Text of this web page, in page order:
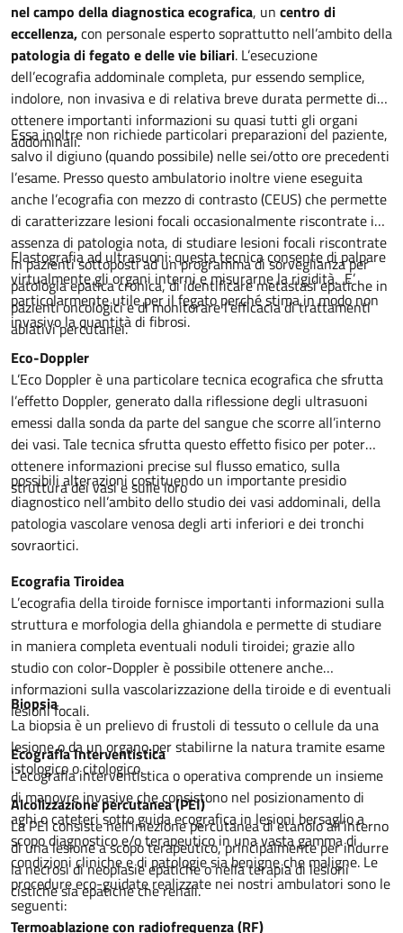
nel campo della diagnostica ecografica, un centro di
eccellenza,con personale esperto soprattutto nell’ambito della
patologia di fegato e delle vie biliari. L’esecuzione
dell’ecografia addominale completa, pur essendo semplice,
indolore, non invasiva e di relativa breve durata permette di
ottenere importanti informazioni su quasi tutti gli organi
addominali.
Essa inoltre non richiede particolari preparazioni del paziente,
salvo il digiuno (quando possibile) nelle sei/otto ore precedenti
l’esame. Presso questo ambulatorio inoltre viene eseguita
anche l’ecografia con mezzo di contrasto (CEUS) che permette
di caratterizzare lesioni focali occasionalmente riscontrate in
assenza di patologia nota, di studiare lesioni focali riscontrate
in pazienti sottoposti ad un programma di sorveglianza per
patologia epatica cronica, di identificare metastasi epatiche in
pazienti oncologici e di monitorare l’efficacia di trattamenti
ablativi percutanei.
Elastografia ad ultrasuoni: questa tecnica consente di palpare
virtualmente gli organi interni e misurarne la rigidità. E’
particolarmente utile per il fegato perché stima in modo non
invasivo la quantità di fibrosi.
Eco-Doppler
L’Eco Doppler è una particolare tecnica ecografica che sfrutta
l’effetto Doppler, generato dalla riflessione degli ultrasuoni
emessi dalla sonda da parte del sangue che scorre all’interno
dei vasi. Tale tecnica sfrutta questo effetto fisico per poter
ottenere informazioni precise sul flusso ematico, sulla
struttura dei vasi e sulle loro
possibili alterazioni costituendo un importante presidio
diagnostico nell’ambito dello studio dei vasi addominali, della
patologia vascolare venosa degli arti inferiori e dei tronchi
sovraortici.
Ecografia Tiroidea
L’ecografia della tiroide fornisce importanti informazioni sulla
struttura e morfologia della ghiandola e permette di studiare
in maniera completa eventuali noduli tiroidei; grazie allo
studio con color-Doppler è possibile ottenere anche
informazioni sulla vascolarizzazione della tiroide e di eventuali
lesioni focali.
Ecografia Interventistica
L’ecografia interventistica o operativa comprende un insieme
di manovre invasive che consistono nel posizionamento di
aghi o cateteri sotto guida ecografica in lesioni bersaglio a
scopo diagnostico e/o terapeutico in una vasta gamma di
condizioni cliniche e di patologie sia benigne che maligne. Le
procedure eco-guidate realizzate nei nostri ambulatori sono le
seguenti:
Biopsia
La biopsia è un prelievo di frustoli di tessuto o cellule da una
lesione o da un organo per stabilirne la natura tramite esame
istologico o citologico.
Alcolizzazione percutanea (PEI)
La PEI consiste nell’iniezione percutanea di etanolo all’interno
di una lesione a scopo terapeutico, principalmente per indurre
la necrosi di neoplasie epatiche o nella terapia di lesioni
cistiche sia epatiche che renali.
Termoablazione con radiofrequenza (RF)